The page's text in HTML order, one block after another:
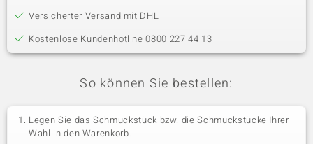
Versicherter Versand mit DHL
Kostenlose Kundenhotline 0800 227 44 13
So können Sie bestellen:
Legen Sie das Schmuckstück bzw. die Schmuckstücke Ihrer
Wahl in den Warenkorb.